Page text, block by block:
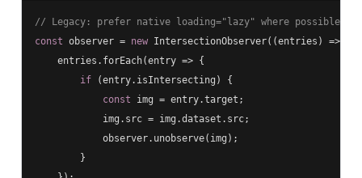
// Legacy: prefer native loading="lazy" where possible
const observer = new IntersectionObserver( (entries ) => {
    entries.forEach(
entry => {
if (entry.isIntersecting) {
const img = entry.target;
            img.src = img.dataset.src;
            observer.unobserve(img);
        }